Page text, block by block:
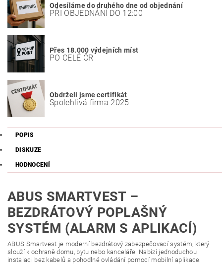
Odesíláme do druhého dne od objednání
PŘI OBJEDNÁNÍ DO 12:00
Přes 18.000 výdejních míst
PO CELÉ ČR
Obdrželi jsme certifikát
Spolehlivá firma 2025
POPIS
DISKUZE
HODNOCENÍ
ABUS SMARTVEST –
BEZDRÁTOVÝ POPLAŠNÝ
SYSTÉM (ALARM S APLIKACÍ)
ABUS Smartvest je moderní bezdrátový zabezpečovací systém, který
slouží k ochraně domu, bytu nebo kanceláře. Nabízí jednoduchou
instalaci bez kabelů a pohodlné ovládání pomocí mobilní aplikace.